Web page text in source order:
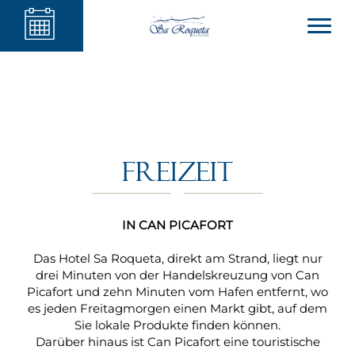
Freizeit
IN CAN PICAFORT
Das Hotel Sa Roqueta, direkt am Strand, liegt nur
drei Minuten von der Handelskreuzung von Can
Picafort und zehn Minuten vom Hafen entfernt, wo
es jeden Freitagmorgen einen Markt gibt, auf dem
Sie lokale Produkte finden können.
Darüber hinaus ist Can Picafort eine touristische